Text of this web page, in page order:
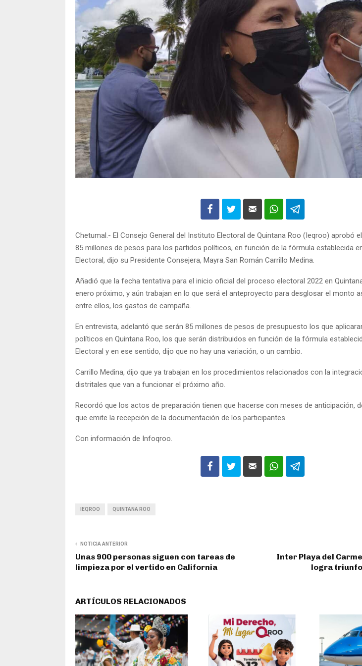
Chetumal.- El Consejo General del Instituto Electoral de Quintana Roo (Ieqroo) aprobó
85 millones de pesos para los partidos políticos, en función de la fórmula establecida
Electoral, dijo su Presidente Consejera, Mayra San Román Carrillo Medina.
Añadió que la fecha tentativa para el inicio oficial del proceso electoral 2022 en
enero próximo, y aún trabajan en lo que será el anteproyecto para desglosar el monto
entre ellos, los gastos de campaña.
En entrevista, adelantó que serán 85 millones de pesos de presupuesto los que
políticos en Quintana Roo, los que serán distribuidos en función de la fórmula
Electoral y en ese sentido, dijo que no hay una variación, o un cambio.
Carrillo Medina, dijo que ya trabajan en los procedimientos relacionados con la
distritales que van a funcionar el próximo año.
Recordó que los actos de preparación tienen que hacerse con meses de anticipación,
que emite la recepción de la documentación de los participantes.
Con información de Infoqroo.
IEQROO QUINTANA ROO
NOTICIA ANTERIOR
Unas 900 personas siguen con tareas de
limpieza por el vertido en California
Inter Playa del
logra
ARTÍCULOS RELACIONADOS